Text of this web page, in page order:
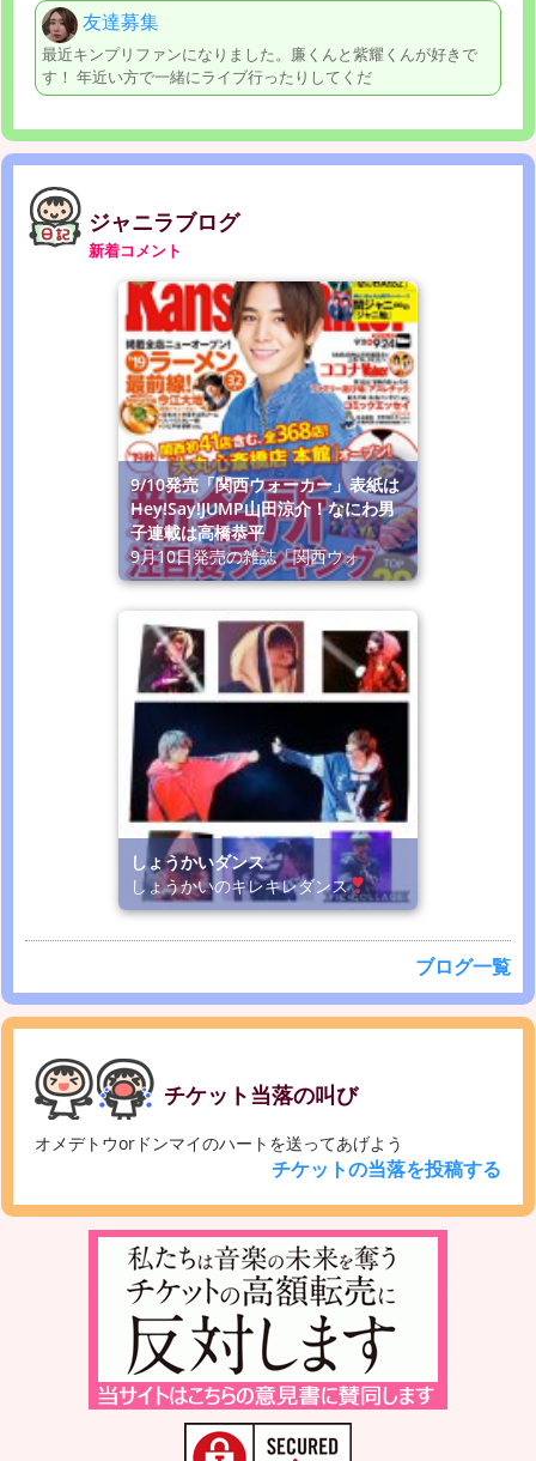
友達募集
最近キンプリファンになりました。廉くんと紫耀くんが好きで
す！ 年近い方で一緒にライブ行ったりしてくだ
ジャニラブログ
新着コメント
9/10発売「関西ウォーカー」表紙は
Hey!Say!JUMP山田涼介！なにわ男
子連載は高橋恭平
9月10日発売の雑誌「関西ウォ
しょうかいダンス
しょうかいのキレキレダンス
ブログ一覧
チケット当落の叫び
オメデトウorドンマイのハートを送ってあげよう
チケットの当落を投稿する